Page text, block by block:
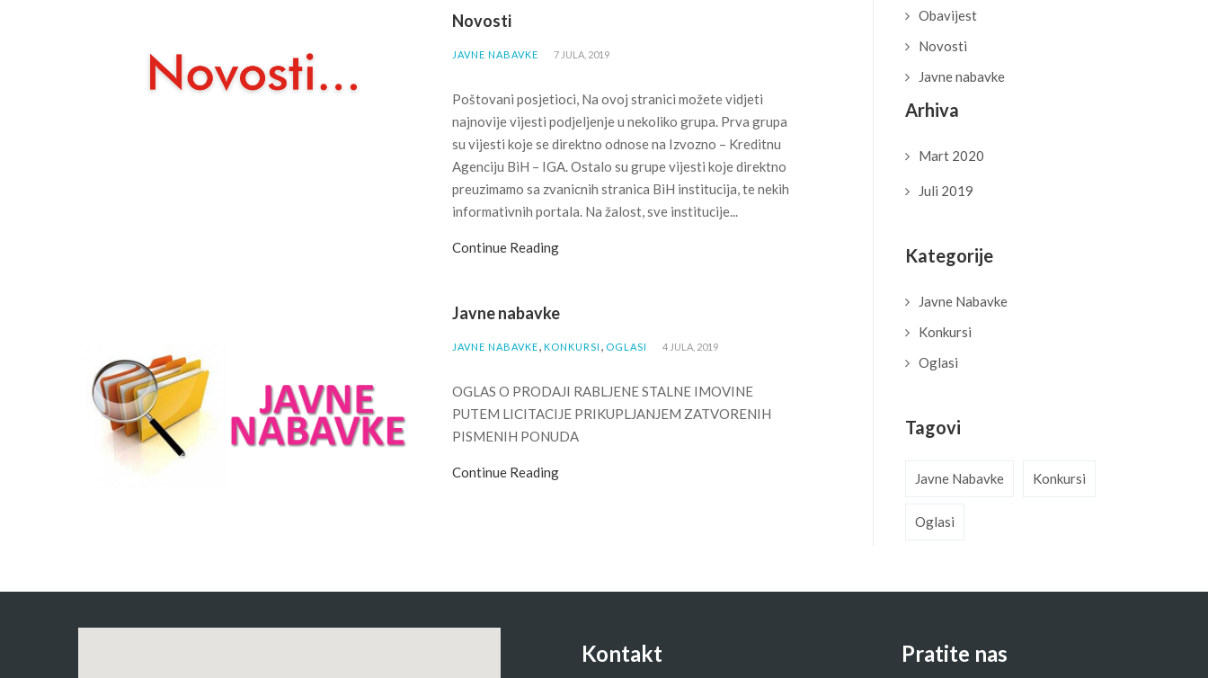
Novosti
JAVNE NABAVKE 7 JULA, 2019
Poštovani posjetioci, Na ovoj stranici možete vidjeti
najnovije vijesti podjeljenje u nekoliko grupa. Prva grupa
su vijesti koje se direktno odnose na Izvozno – Kreditnu
Agenciju BiH – IGA. Ostalo su grupe vijesti koje direktno
preuzimamo sa zvanicnih stranica BiH institucija, te nekih
informativnih portala. Na žalost, sve institucije...
Continue Reading
Javne nabavke
JAVNE NABAVKE KONKURSI OGLASI 4 JULA, 2019
OGLAS O PRODAJI RABLJENE STALNE IMOVINE
PUTEM LICITACIJE PRIKUPLJANJEM ZATVORENIH
PISMENIH PONUDA
Continue Reading
Obavijest
Novosti
Javne nabavke
Arhiva
Mart 2020
Juli 2019
Kategorije
Javne Nabavke
Konkursi
Oglasi
Tagovi
Javne Nabavke Konkursi
Oglasi
Kontakt Pratite nas